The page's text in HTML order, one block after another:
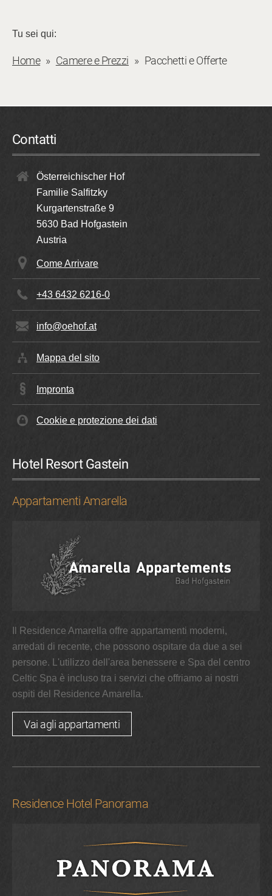
Tu sei qui:
Home Camere e Prezzi Pacchetti e Offerte
Contatti
Österreichischer Hof
Familie Salfitzky
Kurgartenstraße 9
5630 Bad Hofgastein
Austria
Come Arrivare
+43 6432 6216-0
info@oehof.at
Mappa del sito
Impronta
Cookie e protezione dei dati
Hotel Resort Gastein
Appartamenti Amarella
Il Residence Amarella offre appartamenti moderni,
arredati di recente, che possono ospitare da due a sei
persone. L'utilizzo dell'area benessere e Spa del centro
Celtic Spa è incluso tra i servizi che offriamo ai nostri
ospiti del Residence Amarella.
Vai agli appartamenti
Residence Hotel Panorama